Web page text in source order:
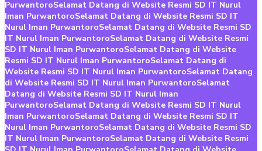
PurwantoroSelamat Datang di Website Resmi SD IT Nurul
Iman PurwantoroSelamat Datang di Website Resmi SD IT
Nurul Iman PurwantoroSelamat Datang di Website Resmi SD
IT Nurul Iman PurwantoroSelamat Datang di Website Resmi
SD IT Nurul Iman PurwantoroSelamat Datang di Website
Resmi SD IT Nurul Iman PurwantoroSelamat Datang di
Website Resmi SD IT Nurul Iman PurwantoroSelamat Datang
di Website Resmi SD IT Nurul Iman PurwantoroSelamat
Datang di Website Resmi SD IT Nurul Iman
PurwantoroSelamat Datang di Website Resmi SD IT Nurul
Iman PurwantoroSelamat Datang di Website Resmi SD IT
Nurul Iman PurwantoroSelamat Datang di Website Resmi SD
IT Nurul Iman PurwantoroSelamat Datang di Website Resmi